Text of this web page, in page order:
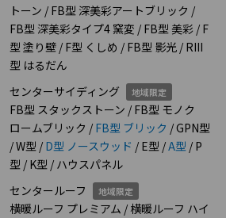
トーン / FB型 深美彩アートブリック /
FB型 深美彩タイプ4 窯変 / FB型 美彩 / F
型 塗り壁 / F型 くしめ / FB型 影光 / RIII
型 はるだん
センターサイディング 地域限定
FB型 スタックストーン / FB型 モノク
ロームブリック / FB型 ブリック / GPN型
/ W型 / D型 ノースウッド / E型 /A型 / P
型 / K型 / ハウスパネル
センタールーフ 地域限定
横暖ルーフ プレミアム / 横暖ルーフ ハイ